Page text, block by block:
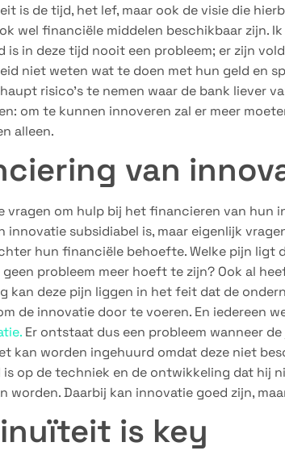
is de tijd, het lef, maar ook de visie die
wel financiële middelen beschikbaar zijn.
is in deze tijd nooit een probleem; er zijn
niet weten wat te doen met hun geld en
risico’s te nemen waar de bank liever
om te kunnen innoveren zal er meer
alleen.
van
vragen om hulp bij het financieren van hun
innovatie subsidiabel is, maar eigenlijk
hun financiële behoefte. Welke pijn ligt
probleem meer hoeft te zijn? Ook al
kan deze pijn liggen in het feit dat de
de innovatie door te voeren. En iedereen
Er ontstaat dus een probleem wanneer
kan worden ingehuurd omdat deze niet
is op de techniek en de ontwikkeling dat hij
worden. Daarbij kan innovatie goed zijn,
is key